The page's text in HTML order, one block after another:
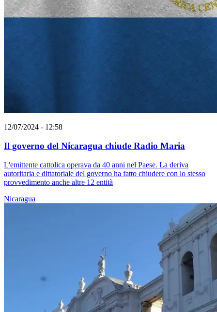
12/07/2024 - 12:58
Il governo del Nicaragua chiude Radio Maria
L'emittente cattolica operava da 40 anni nel Paese. La deriva
autoritaria e dittatoriale del governo ha fatto chiudere con lo stesso
provvedimento anche altre 12 entità
Nicaragua